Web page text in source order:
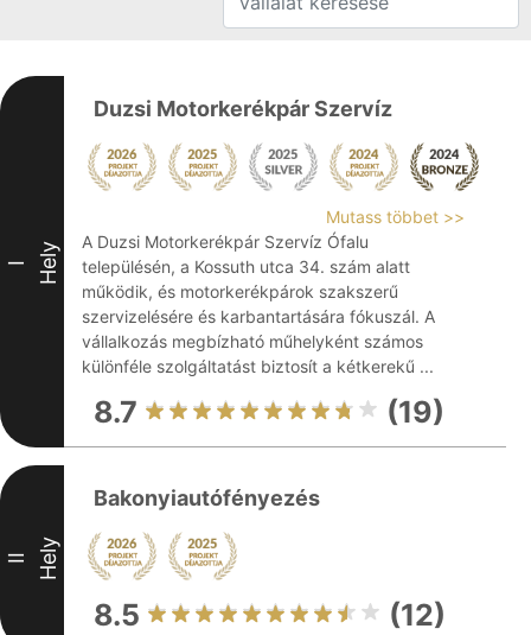
I Hely
Duzsi Motorkerékpár Szervíz
Mutass többet >>
A Duzsi Motorkerékpár Szervíz Ófalu
településén, a Kossuth utca 34. szám alatt
működik, és motorkerékpárok szakszerű
szervizelésére és karbantartására fókuszál. A
vállalkozás megbízható műhelyként számos
különféle szolgáltatást biztosít a kétkerekű ...
8.7 (19)
II Hely
Bakonyiautófényezés
8.5 (12)